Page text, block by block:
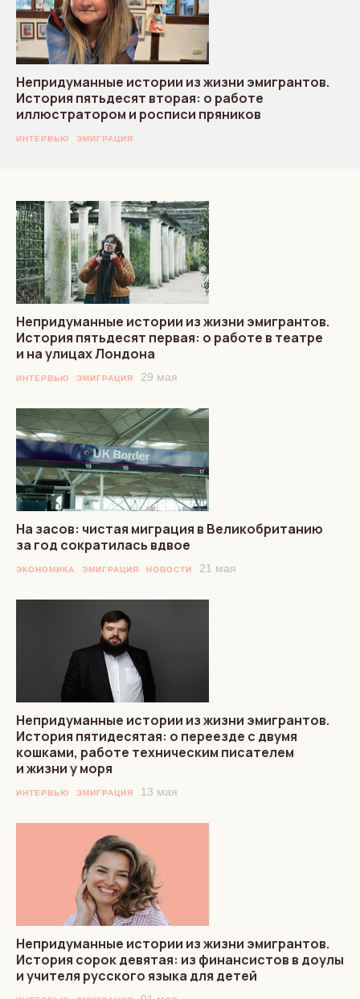
Непридуманные истории из жизни эмигрантов.
История пятьдесят вторая: о работе
иллюстратором и росписи пряников
ИНТЕРВЬЮ ЭМИГРАЦИЯ
Непридуманные истории из жизни эмигрантов.
История пятьдесят первая: о работе в театре
и на улицах Лондона
ИНТЕРВЬЮ ЭМИГРАЦИЯ 29 мая
На засов: чистая миграция в Великобританию
за год сократилась вдвое
ЭКОНОМИКА ЭМИГРАЦИЯ НОВОСТИ 21 мая
Непридуманные истории из жизни эмигрантов.
История пятидесятая: о переезде с двумя
кошками, работе техническим писателем
и жизни у моря
ИНТЕРВЬЮ ЭМИГРАЦИЯ 13 мая
Непридуманные истории из жизни эмигрантов.
История сорок девятая: из финансистов в доулы
и учителя русского языка для детей